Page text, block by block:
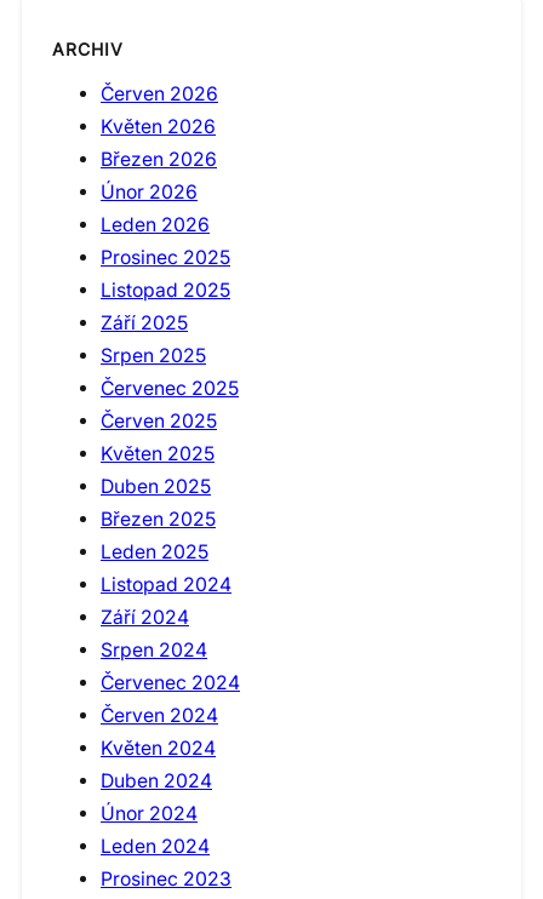
ARCHIV
Červen 2026
Květen 2026
Březen 2026
Únor 2026
Leden 2026
Prosinec 2025
Listopad 2025
Září 2025
Srpen 2025
Červenec 2025
Červen 2025
Květen 2025
Duben 2025
Březen 2025
Leden 2025
Listopad 2024
Září 2024
Srpen 2024
Červenec 2024
Červen 2024
Květen 2024
Duben 2024
Únor 2024
Leden 2024
Prosinec 2023